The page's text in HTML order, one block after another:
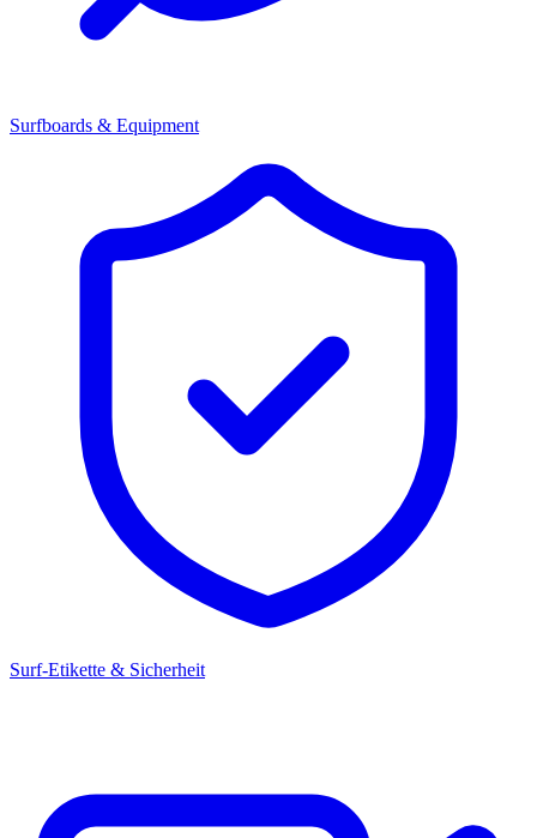
Surfboards & Equipment
Surf-Etikette & Sicherheit